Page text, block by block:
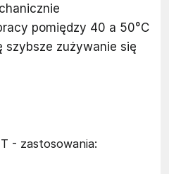
pomiędzy 40 a 50°C
szybsze zużywanie się
- zastosowania: